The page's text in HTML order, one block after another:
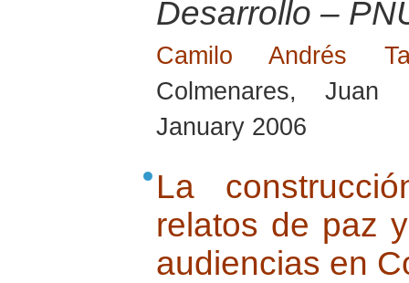
Desarrollo –
Camilo Andrés
Colmenares, Juan
January 2006
La
relatos de paz
audiencias en